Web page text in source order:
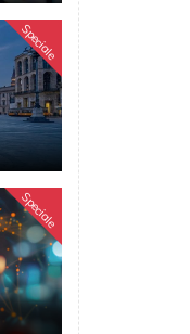
Speciale
Speciale